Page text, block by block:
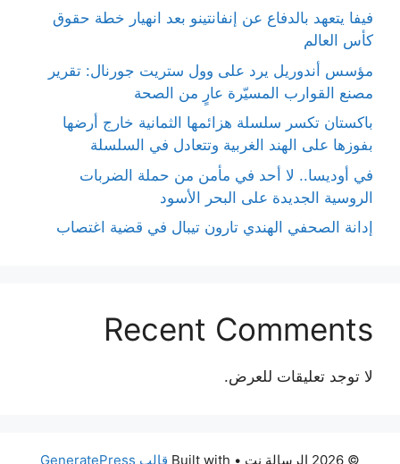
فيفا يتعهد بالدفاع عن إنفانتينو بعد انهيار خطة حقوق
كأس العالم
مؤسس أندوريل يرد على وول ستريت جورنال: تقرير
مصنع القوارب المسيّرة عارٍ من الصحة
باكستان تكسر سلسلة هزائمها الثمانية خارج أرضها
بفوزها على الهند الغربية وتتعادل في السلسلة
في أوديسا.. لا أحد في مأمن من حملة الضربات
الروسية الجديدة على البحر الأسود
إدانة الصحفي الهندي تارون تيبال في قضية اغتصاب
Recent Comments
لا توجد تعليقات للعرض.
© 2026 الرسالة نت • Built with قالب GeneratePress